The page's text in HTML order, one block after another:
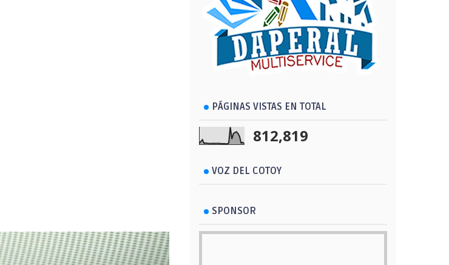
PÁGINAS VISTAS EN TOTAL
812,819
VOZ DEL COTOY
SPONSOR